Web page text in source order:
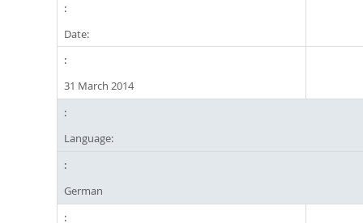
Date:
31 March 2014
Language:
German